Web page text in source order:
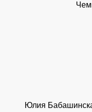
Юлия